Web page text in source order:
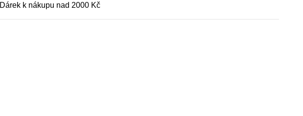
Dárek k nákupu nad 2000 Kč